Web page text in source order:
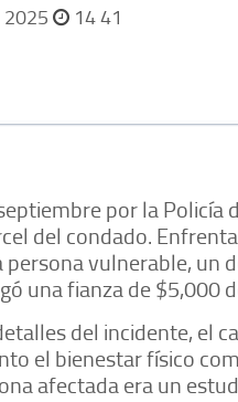
14 41
por la Policía
del condado.
vulnerable, un
una fianza de $5,000
del incidente, el
el bienestar físico
afectada era un